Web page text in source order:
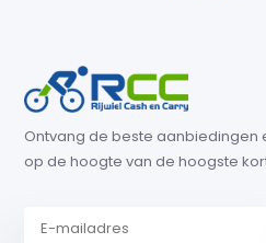
Ontvang de beste aanbiedingen
op de hoogte van de hoogste